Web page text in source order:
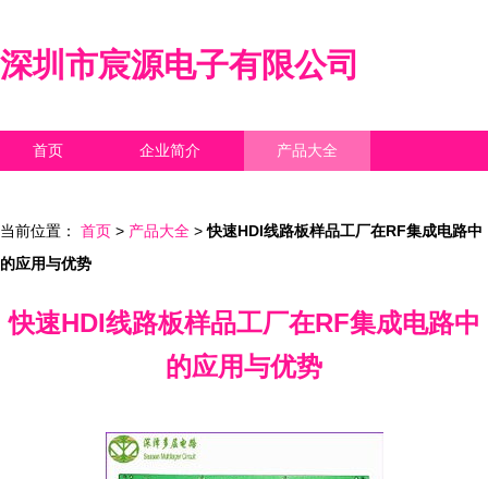
深圳市宸源电子有限公司
首页 企业简介 产品大全
当前位置： 首页 > 产品大全 > 快速HDI线路板样品工厂在RF集成电路中
的应用与优势
快速HDI线路板样品工厂在RF集成电路中
的应用与优势